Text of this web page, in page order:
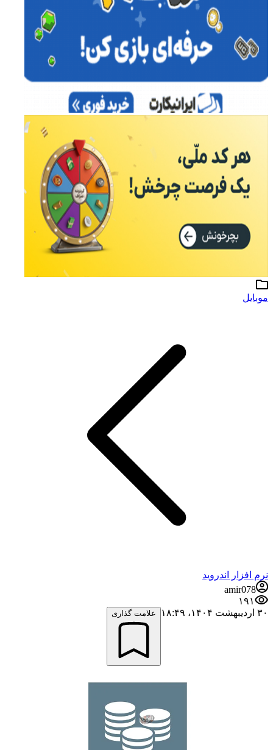
موبایل
نرم افزار اندروید
amir078
۱۹۱
۳۰ اردیبهشت ۱۴۰۴،‏ ۱۸:۴۹
علامت گذاری